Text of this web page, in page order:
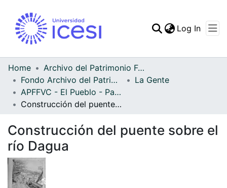
Statistics
Log In
Home
Archivo del Patrimonio Fotográfico y Fílmico del Valle del Cauca
Fondo Archivo del Patrimonio Fotográfico y Fílmico del Valle del Cauca
La Gente
APFFVC - El Pueblo - Patrimonial
Construcción del puente sobre el río Dagua
Construcción del puente sobre el
río Dagua